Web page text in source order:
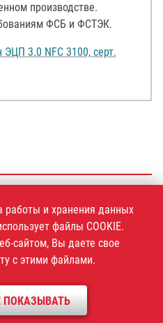
производстве.
ФСБ и ФСТЭК.
ЭЦП 3.0 NFC 3100, серт.
925-77-90
«Актив»
и хранения данных
файлы COOKIE.
сайтом, Вы даете свое
с этими файлами.
ПОКАЗЫВАТЬ